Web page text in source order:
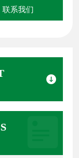
联系我们